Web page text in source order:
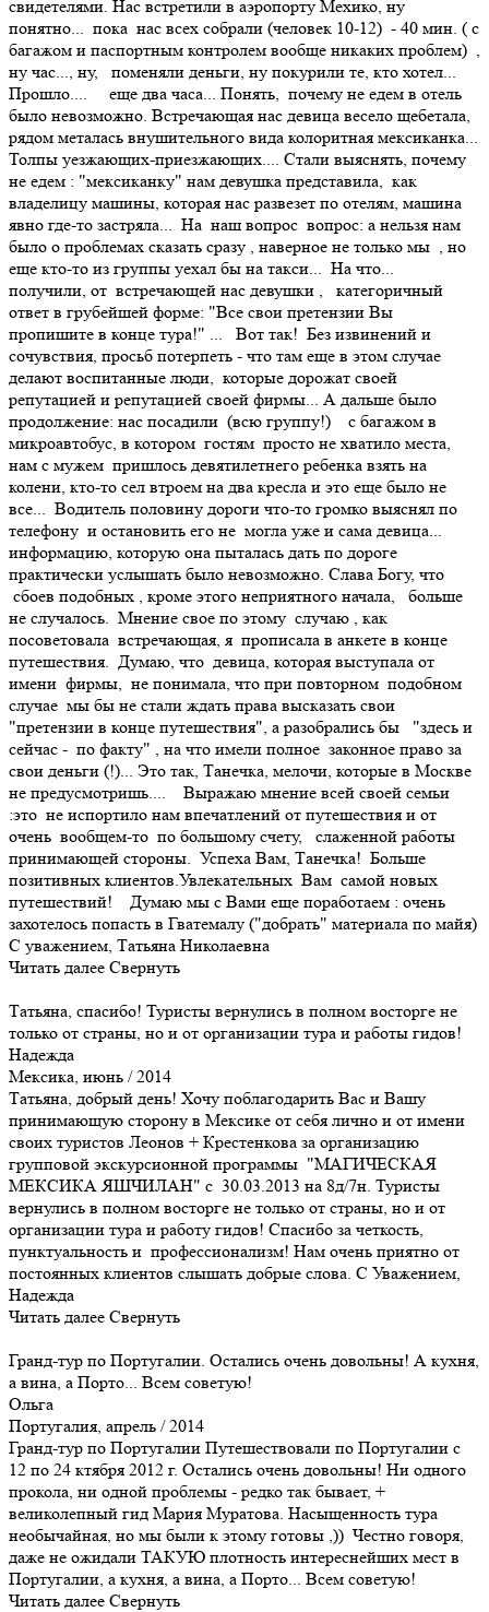
свидетелями. Нас встретили в аэропорту Мехико, ну
понятно... пока нас всех собрали (человек 10-12) - 40 мин. ( с
багажом и паспортным контролем вообще никаких проблем) ,
ну час..., ну, поменяли деньги, ну покурили те, кто хотел...
Прошло.... еще два часа... Понять, почему не едем в отель
было невозможно. Встречающая нас девица весело щебетала,
рядом металась внушительного вида колоритная мексиканка...
Толпы уезжающих-приезжающих.... Стали выяснять, почему
не едем : "мексиканку" нам девушка представила, как
владелицу машины, которая нас развезет по отелям, машина
явно где-то застряла... На наш вопрос вопрос: а нельзя нам
было о проблемах сказать сразу , наверное не только мы , но
еще кто-то из группы уехал бы на такси... На что...
получили, от встречающей нас девушки , категоричный
ответ в грубейшей форме: "Все свои претензии Вы
пропишите в конце тура!" ... Вот так! Без извинений и
сочувствия, просьб потерпеть - что там еще в этом случае
делают воспитанные люди, которые дорожат своей
репутацией и репутацией своей фирмы... А дальше было
продолжение: нас посадили (всю группу!) с багажом в
микроавтобус, в котором гостям просто не хватило места,
нам с мужем пришлось девятилетнего ребенка взять на
колени, кто-то сел втроем на два кресла и это еще было не
все... Водитель половину дороги что-то громко выяснял по
телефону и остановить его не могла уже и сама девица...
информацию, которую она пыталась дать по дороге
практически услышать было невозможно. Слава Богу, что
сбоев подобных , кроме этого неприятного начала, больше
не случалось. Мнение свое по этому случаю , как
посоветовала встречающая, я прописала в анкете в конце
путешествия. Думаю, что девица, которая выступала от
имени фирмы, не понимала, что при повторном подобном
случае мы бы не стали ждать права высказать свои
"претензии в конце путешествия", а разобрались бы "здесь и
сейчас - по факту" , на что имели полное законное право за
свои деньги (!)... Это так, Танечка, мелочи, которые в Москве
не предусмотришь.... Выражаю мнение всей своей семьи
:это не испортило нам впечатлений от путешествия и от
очень вообщем-то по большому счету, слаженной работы
принимающей стороны. Успеха Вам, Танечка! Больше
позитивных клиентов.Увлекательных Вам самой новых
путешествий! Думаю мы с Вами еще поработаем : очень
захотелось попасть в Гватемалу ("добрать" материала по майя)
С уважением, Татьяна Николаевна
Читать далее Свернуть
Татьяна, спасибо! Туристы вернулись в полном восторге не
только от страны, но и от организации тура и работы гидов!
Надежда
Мексика, июнь / 2014
Татьяна, добрый день! Хочу поблагодарить Вас и Вашу
принимающую сторону в Мексике от себя лично и от имени
своих туристов Леонов + Крестенкова за организацию
групповой экскурсионной программы "МАГИЧЕСКАЯ
МЕКСИКА ЯШЧИЛАН" с 30.03.2013 на 8д/7н. Туристы
вернулись в полном восторге не только от страны, но и от
организации тура и работу гидов! Спасибо за четкость,
пунктуальность и профессионализм! Нам очень приятно от
постоянных клиентов слышать добрые слова. С Уважением,
Надежда
Читать далее Свернуть
Гранд-тур по Португалии. Остались очень довольны! А кухня,
а вина, а Порто... Всем советую!
Ольга
Португалия, апрель / 2014
Гранд-тур по Португалии Путешествовали по Португалии с
12 по 24 ктября 2012 г. Остались очень довольны! Ни одного
прокола, ни одной проблемы - редко так бывает, +
великолепный гид Мария Муратова. Насыщенность тура
необычайная, но мы были к этому готовы ,)) Честно говоря,
даже не ожидали ТАКУЮ плотность интереснейших мест в
Португалии, а кухня, а вина, а Порто... Всем советую!
Читать далее Свернуть